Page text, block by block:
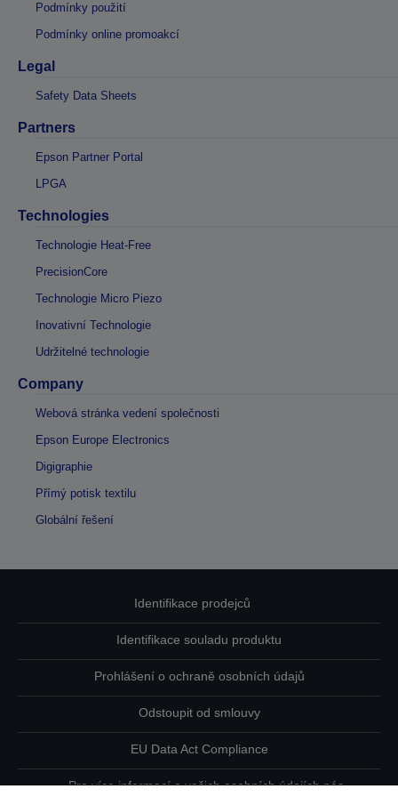
Podmínky použití
Podmínky online promoakcí
Legal
Safety Data Sheets
Partners
Epson Partner Portal
LPGA
Technologies
Technologie Heat-Free
PrecisionCore
Technologie Micro Piezo
Inovativní Technologie
Udržitelné technologie
Company
Webová stránka vedení společnosti
Epson Europe Electronics
Digigraphie
Přímý potisk textilu
Globální řešení
Identifikace prodejců
Identifikace souladu produktu
Prohlášení o ochraně osobních údajů
Odstoupit od smlouvy
EU Data Act Compliance
Pro více informací o vašich osobních údajích nás